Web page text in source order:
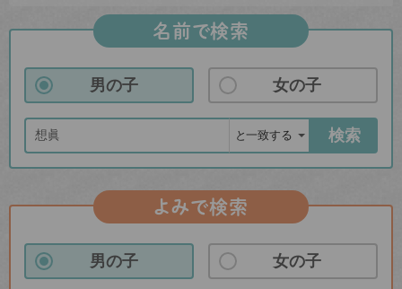
名前で検索
男の子 女の子
検索
よみで検索
男の子 女の子